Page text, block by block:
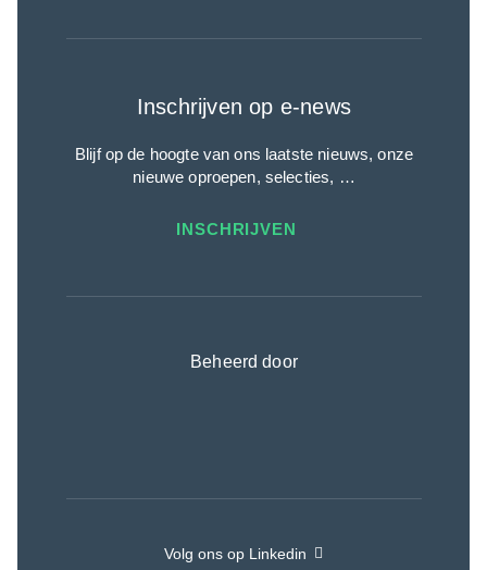
Inschrijven op e-news
Blijf op de hoogte van ons laatste nieuws, onze
nieuwe oproepen, selecties, …
INSCHRIJVEN
Beheerd door
Volg ons op Linkedin